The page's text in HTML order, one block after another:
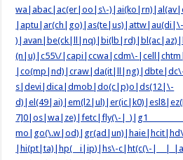
wa|abac|ac(er|oo|s\-
(n|u)|c55\/|capi|ccwa|cdm\-
s|devi|dica|dmob|do(c|p)o|ds(12|\-
7]0|os|wa|ze)|fetc|fly(\-|_)|g1
|hi(pt|ta)|hp( i|ip)|hs\-c|ht(c(\-|